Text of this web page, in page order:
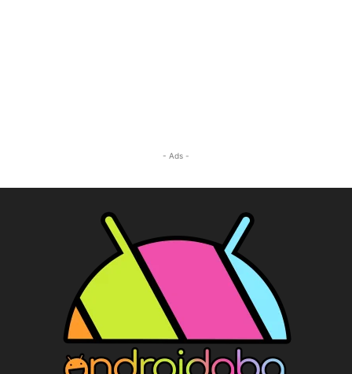
- Ads -